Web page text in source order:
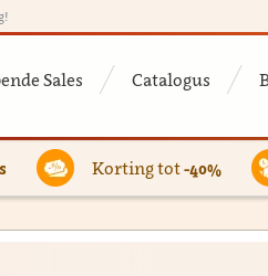
Sales Catalogus
Korting tot-40%